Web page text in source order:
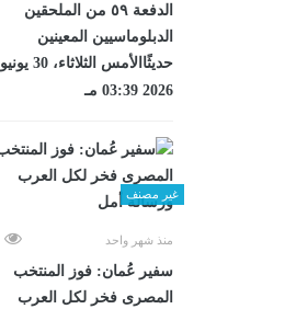
الدفعة ٥٩ من الملحقين
الدبلوماسيين المعينين
حديثًاالأمس الثلاثاء، 30 يونيو
2026 03:39 مـ
غير مصنف
منذ شهر واحد
سفير عُمان: فوز المنتخب
المصرى فخر لكل العرب